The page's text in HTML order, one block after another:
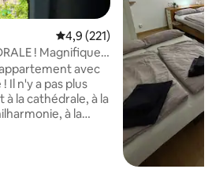
Évaluation moyenne sur la
4,9 (221)
! Magnifique
avec
la cathédrale, à la
à la